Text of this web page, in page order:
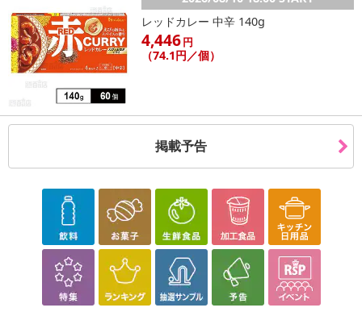
レッドカレー 中辛 140g
4,446円
（74.1円／個）
掲載予告